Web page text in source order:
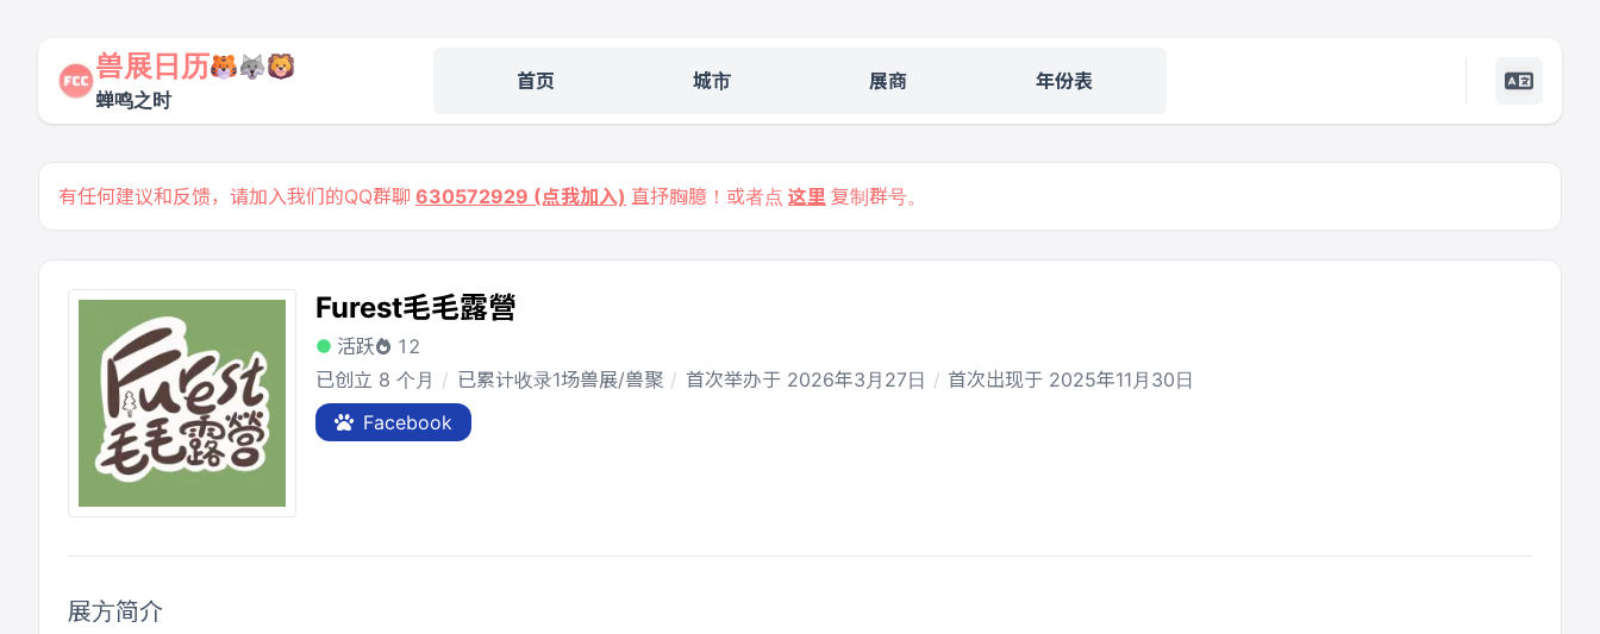
兽展日历
蝉鸣之时
首页 城市 展商 年份表
有任何建议和反馈，请加入我们的QQ群聊 630572929 (点我加入) 直抒胸臆！或者点 这里 复制群号。
Furest毛毛露營
活跃
12
已创立 8 个月
已累计收录1场兽展/兽聚 首次举办于 2026年3月27日
首次出现于 2025年11月30日
Facebook
展方简介